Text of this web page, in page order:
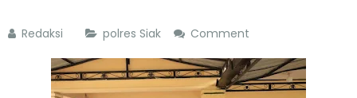
Redaksi polres Siak Comment